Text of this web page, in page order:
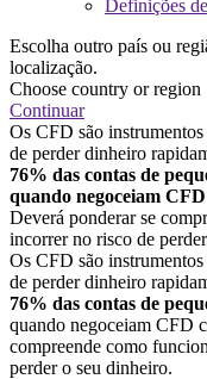
Definições
Escolha outro país ou
localização.
Choose country or region
Continuar
Os CFD são
de perder dinheiro
76% das contas de
quando negoceiam
Deverá ponderar se
incorrer no risco de
Os CFD são
de perder dinheiro
76% das contas de
quando negoceiam CFD
compreende como
perder o seu dinheiro.